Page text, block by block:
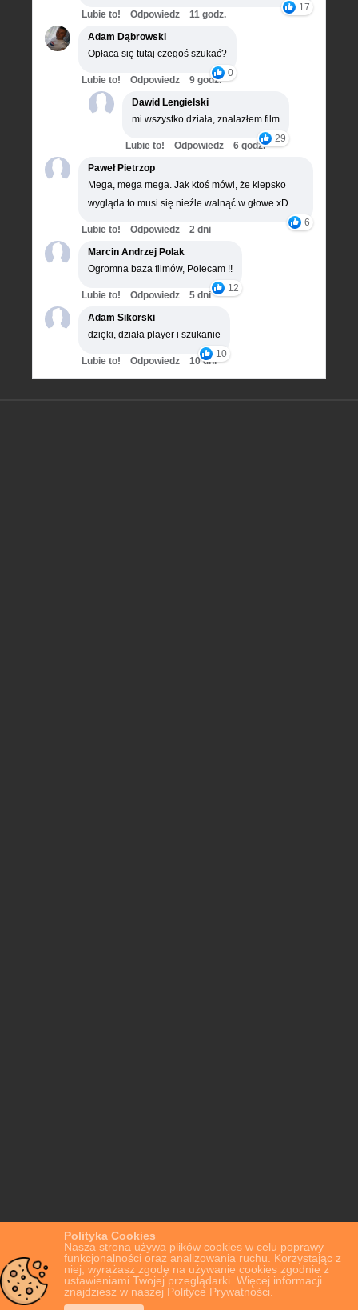
Polityka Cookies
Nasza strona używa plików cookies w celu poprawy
funkcjonalności oraz analizowania ruchu. Korzystając z
niej, wyrażasz zgodę na używanie cookies zgodnie z
ustawieniami Twojej przeglądarki. Więcej informacji
znajdziesz w naszej Polityce Prywatności.
17
Lubie to! Odpowiedz
11 godz.
Adam Dąbrowski
Opłaca się tutaj czegoś szukać?
0
Lubie to! Odpowiedz
9 godz.
Dawid Lengielski
mi wszystko działa, znalazłem film
29
Lubie to! Odpowiedz
6 godz.
Paweł Pietrzop
Mega, mega mega. Jak ktoś mówi, że kiepsko
wygląda to musi się nieźle walnąć w głowe xD
6
Lubie to! Odpowiedz
2 dni
Marcin Andrzej Polak
Ogromna baza filmów, Polecam !!
12
Lubie to! Odpowiedz
5 dni
Adam Sikorski
dzięki, działa player i szukanie
10
Lubie to! Odpowiedz 10 dni